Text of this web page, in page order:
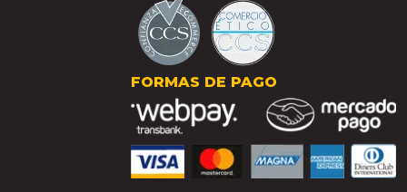
FORMAS DE PAGO